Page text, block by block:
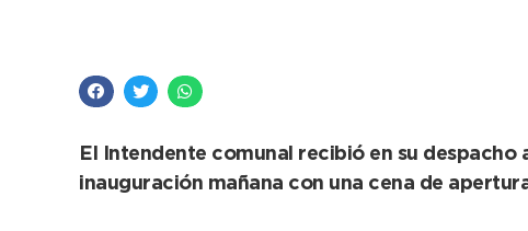
El Intendente comunal recibió en su
inauguración mañana con una cena de